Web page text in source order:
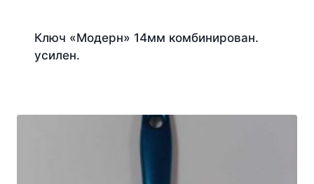
Ключ «Модерн» 14мм комбинирован.
усилен.